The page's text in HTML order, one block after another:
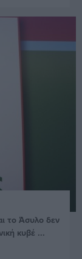
το Άσυλο δεν
κυβέ ...